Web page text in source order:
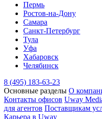
Пермь
Ростов-на-Дону
Самара
Санкт-Петербург
Тула
Уфа
Хабаровск
Челябинск
8 (495) 183-63-23
Основные разделы О
Контакты офисов Uway
для агентов Поставщикам
Карьера в Uway